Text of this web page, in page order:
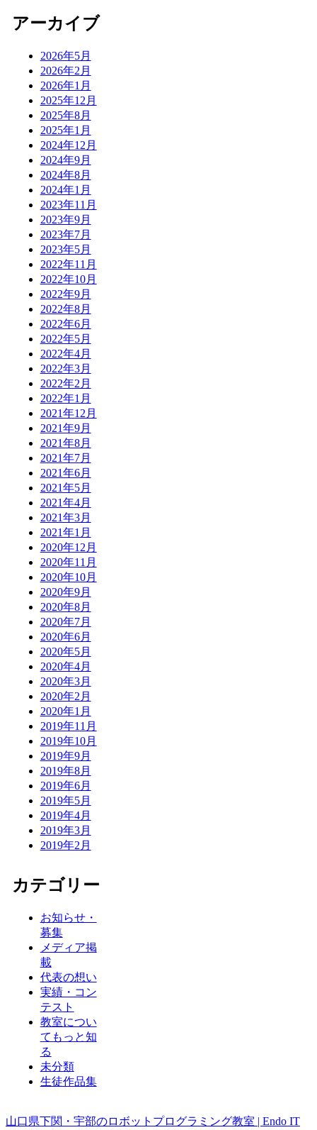
アーカイブ
2026年5月
2026年2月
2026年1月
2025年12月
2025年8月
2025年1月
2024年12月
2024年9月
2024年8月
2024年1月
2023年11月
2023年9月
2023年7月
2023年5月
2022年11月
2022年10月
2022年9月
2022年8月
2022年6月
2022年5月
2022年4月
2022年3月
2022年2月
2022年1月
2021年12月
2021年9月
2021年8月
2021年7月
2021年6月
2021年5月
2021年4月
2021年3月
2021年1月
2020年12月
2020年11月
2020年10月
2020年9月
2020年8月
2020年7月
2020年6月
2020年5月
2020年4月
2020年3月
2020年2月
2020年1月
2019年11月
2019年10月
2019年9月
2019年8月
2019年6月
2019年5月
2019年4月
2019年3月
2019年2月
カテゴリー
お知らせ・
募集
メディア掲
載
代表の想い
実績・コン
テスト
教室につい
てもっと知
る
未分類
生徒作品集
山口県下関・宇部のロボットプログラミング教室 | Endo IT